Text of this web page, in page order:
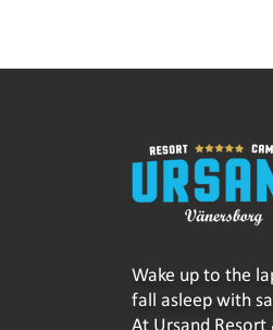
Wake up to the
fall asleep with